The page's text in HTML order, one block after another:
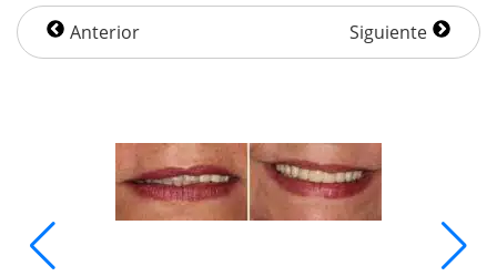
Anterior Siguiente